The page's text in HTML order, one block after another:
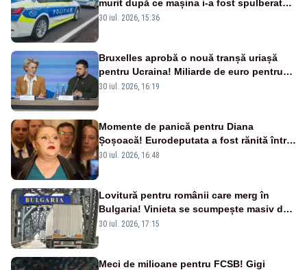
murit după ce mașina i-a fost spulberată
de tren
30 iul. 2026, 15:36
Bruxelles aprobă o nouă tranșă uriașă
pentru Ucraina! Miliarde de euro pentru
armament și apărare
30 iul. 2026, 16:19
Momente de panică pentru Diana
Șoșoacă! Eurodeputata a fost rănită într-
un accident rutier
30 iul. 2026, 16:48
Lovitură pentru românii care merg în
Bulgaria! Vinieta se scumpește masiv de
la 1 august
30 iul. 2026, 17:15
Meci de milioane pentru FCSB! Gigi